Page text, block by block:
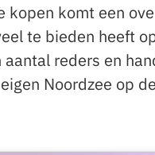
kopen komt een
te bieden heeft
reders en
Noordzee op